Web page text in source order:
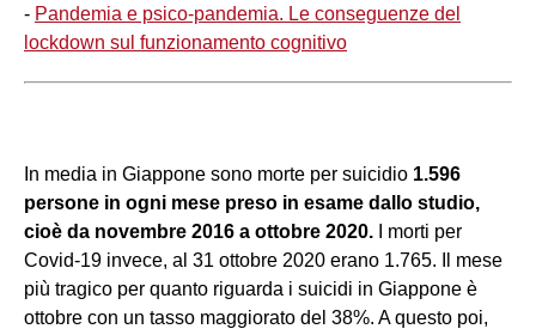
- Pandemia e psico-pandemia. Le conseguenze del
lockdown sul funzionamento cognitivo
In media in Giappone sono morte per suicidio 1.596
persone in ogni mese preso in esame dallo studio,
cioè da novembre 2016 a ottobre 2020. I morti per
Covid-19 invece, al 31 ottobre 2020 erano 1.765. Il mese
più tragico per quanto riguarda i suicidi in Giappone è
ottobre con un tasso maggiorato del 38%. A questo poi,